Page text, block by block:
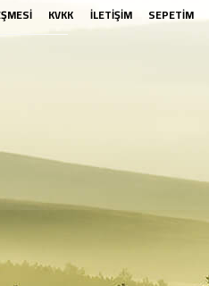
KVKK İLETİŞİM SEPETİM